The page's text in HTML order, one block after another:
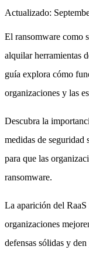
Actualizado:
El ransomware como
alquilar herramientas
guía explora cómo
organizaciones y las
Descubra la
medidas de seguridad
para que las
ransomware.
La aparición del
organizaciones
defensas sólidas y